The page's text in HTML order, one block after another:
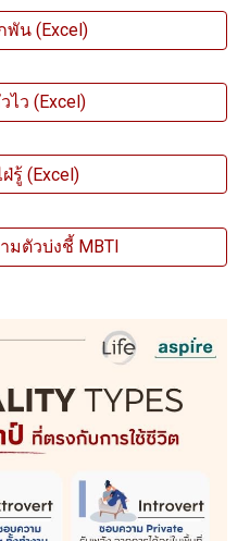
พัน (Excel)
ไว (Excel)
รู้ (Excel)
มตัวบ่งชี้ MBTI